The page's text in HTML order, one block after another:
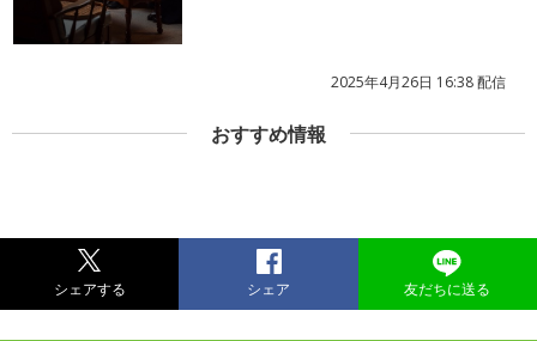
2025年4月26日 16:38 配信
おすすめ情報
シェアする シェア 友だちに送る